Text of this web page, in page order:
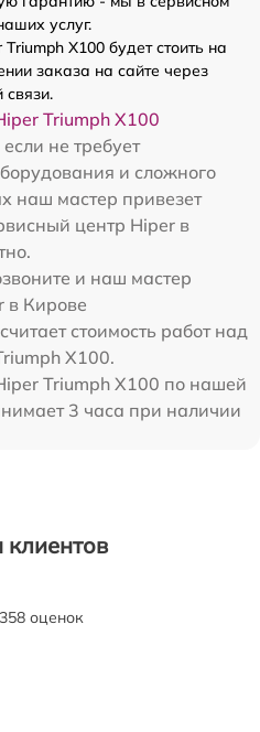
услуг.
X100 будет стоить на
заказа на сайте через
Triumph X100
не требует
и сложного
наш мастер привезет
центр Hiper в
и наш мастер
в Кирове
стоимость работ над
X100.
Triumph X100 по нашей
3 часа при наличии
оценок